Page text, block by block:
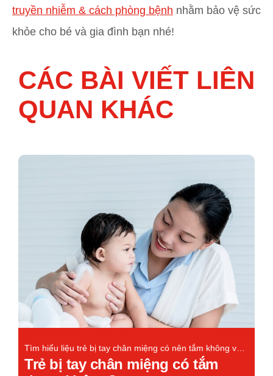
truyền nhiễm & cách phòng bệnh nhằm bảo vệ sức
khỏe cho bé và gia đình bạn nhé!
CÁC BÀI VIẾT LIÊN
QUAN KHÁC
Tìm hiểu liệu trẻ bị tay chân miệng có nên tắm không và
cách chăm sóc đúng cách để phòng ngừa nhiễm trùng,
giúp bé mau hồi phục.
Trẻ bị tay chân miệng có tắm